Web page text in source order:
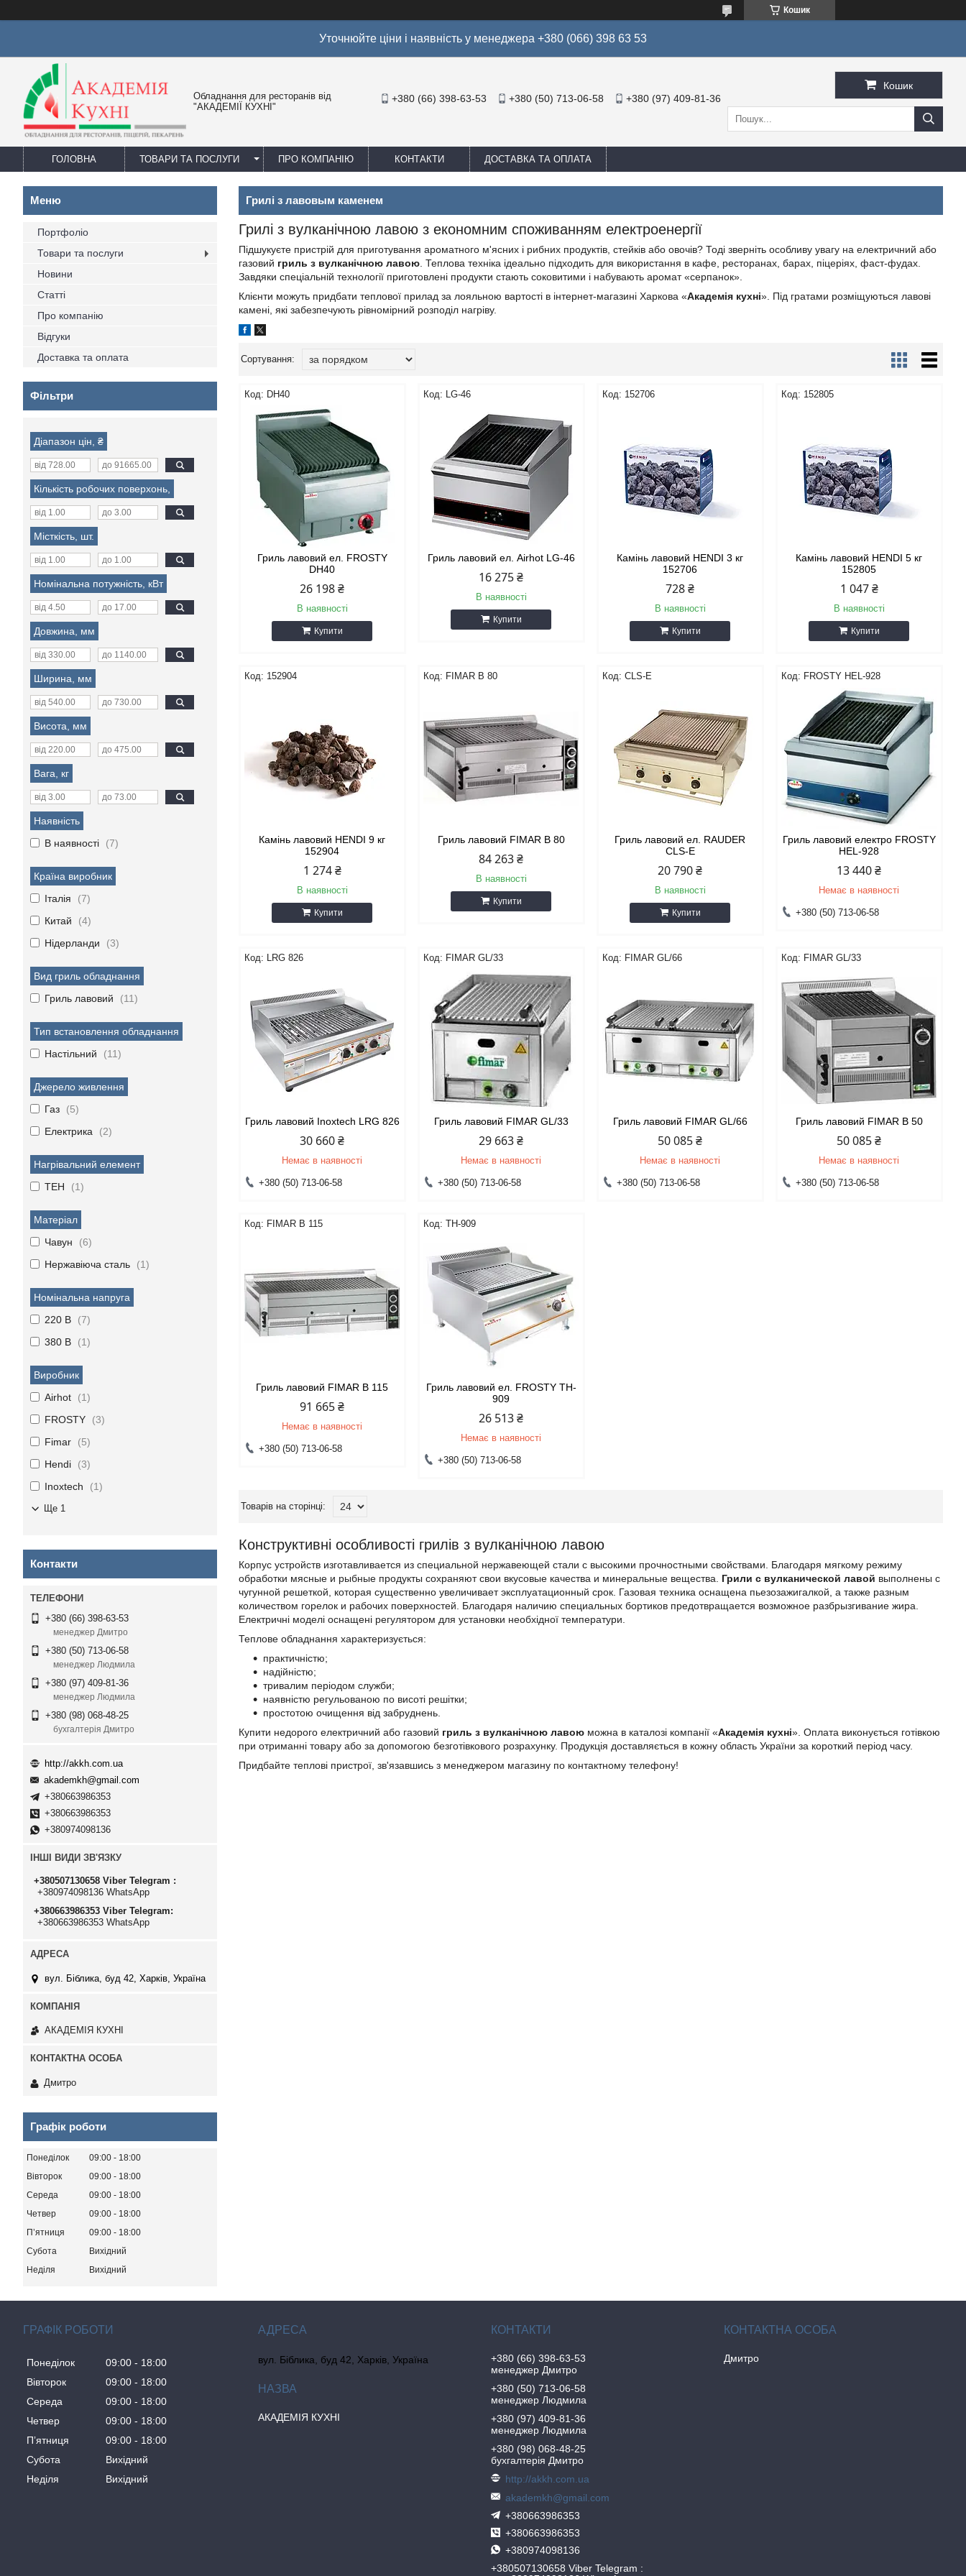
Кошик
Уточнюйте ціни і наявність у менеджера +380 (066) 398 63 53
Обладнання для ресторанів від
"АКАДЕМІЇ КУХНІ"
+380 (66) 398-63-53 +380 (50) 713-06-58 +380 (97) 409-81-36
Кошик
ГОЛОВНА ТОВАРИ ТА ПОСЛУГИ ПРО КОМПАНІЮ КОНТАКТИ ДОСТАВКА ТА ОПЛАТА
Грилі з лавовым каменем
Грилі з вулканічною лавою з економним споживанням електроенергії
Підшукуєте пристрій для приготування ароматного м'ясних і рибних продуктів, стейків або овочів? Тоді зверніть особливу увагу на електричний або
газовий гриль з вулканічною лавою . Теплова техніка ідеально підходить для використання в кафе, ресторанах, барах, піцеріях, фаст-фудах.
Завдяки спеціальній технології приготовлені продукти стають соковитими і набувають аромат «серпанок».
Клієнти можуть придбати теплової прилад за лояльною вартості в інтернет-магазині Харкова «Академія кухні». Під гратами розміщуються лавові
камені, які забезпечують рівномірний розподіл нагріву.
DH40
Гриль лавовий ел. FROSTY
DH40
26 198 ₴
В наявності
Купити
LG-46
Гриль лавовий ел. Airhot LG-46
16 275 ₴
В наявності
Купити
152706
Камінь лавовий HENDI 3 кг
152706
728 ₴
В наявності
Купити
152805
Камінь лавовий HENDI 5 кг
152805
1 047 ₴
В наявності
Купити
152904
Камінь лавовий HENDI 9 кг
152904
1 274 ₴
В наявності
Купити
FIMAR B 80
Гриль лавовий FIMAR B 80
84 263 ₴
В наявності
Купити
CLS-E
Гриль лавовий ел. RAUDER
CLS-E
20 790 ₴
В наявності
Купити
FROSTY HEL-928
Гриль лавовий електро FROSTY
HEL-928
13 440 ₴
Немає в наявності
+380 (50) 713-06-58
LRG 826
Гриль лавовий Inoxtech LRG 826
30 660 ₴
Немає в наявності
+380 (50) 713-06-58
FIMAR GL/33
Гриль лавовий FIMAR GL/33
29 663 ₴
Немає в наявності
+380 (50) 713-06-58
FIMAR GL/66
Гриль лавовий FIMAR GL/66
50 085 ₴
Немає в наявності
+380 (50) 713-06-58
FIMAR GL/33
Гриль лавовий FIMAR B 50
50 085 ₴
Немає в наявності
+380 (50) 713-06-58
FIMAR B 115
Гриль лавовий FIMAR B 115
91 665 ₴
Немає в наявності
+380 (50) 713-06-58
TH-909
Гриль лавовий ел. FROSTY TH-
909
26 513 ₴
Немає в наявності
+380 (50) 713-06-58
Конструктивні особливості грилів з вулканічною лавою
Корпус устройств изготавливается из специальной нержавеющей стали с высокими прочностными свойствами. Благодаря мягкому режиму
обработки мясные и рыбные продукты сохраняют свои вкусовые качества и минеральные вещества. Грили с вулканической лавой выполнены с
чугунной решеткой, которая существенно увеличивает эксплуатационный срок. Газовая техника оснащена пьезозажигалкой, а также разным
количеством горелок и рабочих поверхностей. Благодаря наличию специальных бортиков предотвращается возможное разбрызгивание жира.
Електричні моделі оснащені регулятором для установки необхідної температури.
Теплове обладнання характеризується:
практичністю;
надійністю;
тривалим періодом служби;
наявністю регульованою по висоті решітки;
простотою очищення від забруднень.
Купити недорого електричний або газовий гриль з вулканічною лавою можна в каталозі компанії «Академія кухні». Оплата виконується готівкою
при отриманні товару або за допомогою безготівкового розрахунку. Продукція доставляється в кожну область України за короткий період часу.
Придбайте теплові пристрої, зв'язавшись з менеджером магазину по контактному телефону!
Портфоліо
Товари та послуги
Новини
Статті
Про компанію
Відгуки
Доставка та оплата
Фільтри
Діапазон цін, ₴
Кількість робочих поверхонь,
Місткість, шт.
Номінальна потужність, кВт
Довжина, мм
Ширина, мм
Висота, мм
Вага, кг
Наявність
В наявності
7
Країна виробник
Італія
7
Китай
4
Нідерланди
3
Вид гриль обладнання
Гриль лавовий
11
Тип встановлення обладнання
Настільний
11
Джерело живлення
Газ
5
Електрика
2
Нагрівальний елемент
ТЕН
1
Матеріал
Чавун
6
Нержавіюча сталь
1
Номінальна напруга
220 В
7
380 В
1
Виробник
Airhot
1
FROSTY
3
Fimar
5
Hendi
3
Inoxtech
1
Ще 1
Контакти
+380 (66) 398-63-53
менеджер Дмитро
+380 (50) 713-06-58
менеджер Людмила
+380 (97) 409-81-36
менеджер Людмила
+380 (98) 068-48-25
бухгалтерія Дмитро
http://akkh.com.ua
akademkh@gmail.com
+380663986353
+380663986353
+380974098136
ІНШІ ВИДИ ЗВ'ЯЗКУ
+380507130658 Viber Telegram
+380974098136 WhatsApp
+380663986353 Viber Telegram
+380663986353 WhatsApp
вул. Біблика, буд 42, Харків, Україна
АКАДЕМІЯ КУХНІ
Дмитро
Графік роботи
Понеділок 09:00
18:00
Вівторок
09:00
18:00
Середа
09:00
18:00
Четвер
09:00
18:00
Пʼятниця
09:00
18:00
Субота
Вихідний
Неділя
Вихідний
ГРАФІК РОБОТИ
Понеділок 09:00
18:00
Вівторок
09:00
18:00
Середа
09:00
18:00
Четвер
09:00
18:00
Пʼятниця
09:00
18:00
Субота
Вихідний
Неділя
Вихідний
вул. Біблика, буд 42, Харків, Україна
АКАДЕМІЯ КУХНІ
+380 (66) 398-63-53
менеджер Дмитро
+380 (50) 713-06-58
менеджер Людмила
+380 (97) 409-81-36
менеджер Людмила
+380 (98) 068-48-25
бухгалтерія Дмитро
http://akkh.com.ua
akademkh@gmail.com
+380663986353
+380663986353
+380974098136
+380507130658 Viber Telegram
Дмитро